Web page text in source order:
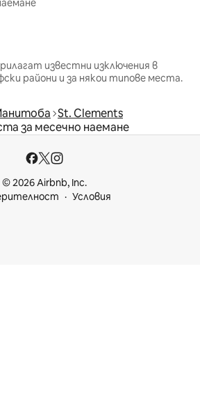
известни изключения в
райони и за някои типове места.
St. Clements
за месечно наемане
© 2026 Airbnb, Inc.
Условия